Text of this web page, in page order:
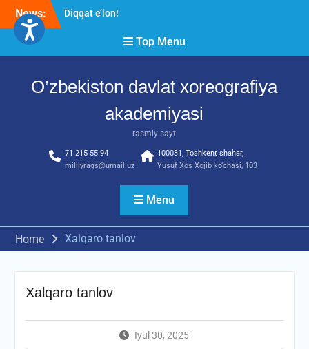
Skip
content
News:
Diqqat e’lon!
2026” tadbiri bo‘lib o‘tdi
RESPUBLIKA ILMIY-
Top Menu
O’zbekiston davlat xoreografiya
akademiyasi
rasmiy sayt
71 215 55 94
milliyraqs@umail.uz
100031, Toshkent shahar,
Yusuf Xos Xojib ko‘chasi, 103
Menu
Home Xalqaro tanlov
Xalqaro tanlov
Iyul 30, 2025